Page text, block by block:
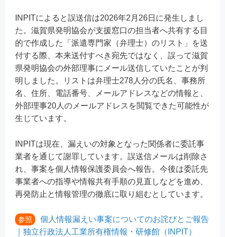
INPITによると誤送信は2026年2月26日に発生しまし
た。滋賀県発明協会が支援窓口の担当者へ共有する目
的で作成した「派遣専門家（弁理士）のリスト」を送
付する際、本来送付すべき宛先ではなく、誤って滋賀
県発明協会の外部理事にメール送信していたことが判
明しました。リストは弁理士278人分の氏名、事務所
名、住所、電話番号、メールアドレスなどの情報と、
外部理事20人のメールアドレスを閲覧できた可能性が
生じています。
INPITは現在、漏えいの対象となった関係者に委託事
業者を通じて謝罪しています。誤送信メールは削除さ
れ、事案を個人情報保護委員会へ報告。今後は委託先
事業者への指導や情報共有手順の見直しなどを進め、
再発防止と情報管理の徹底に取り組むとしています。
参照
個人情報漏えい事案についてのお詫びとご報告
｜独立行政法人工業所有権情報・研修館（INPIT）